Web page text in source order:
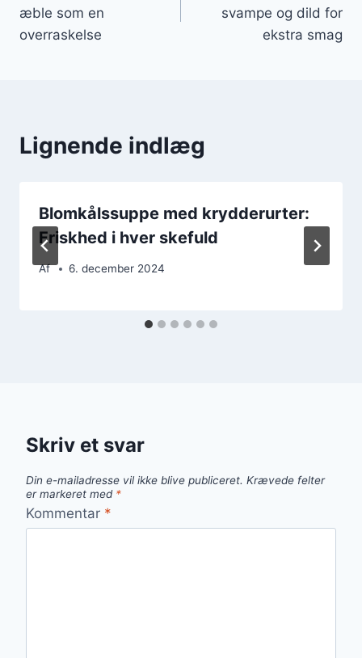
æble som en
overraskelse
svampe og dild for
ekstra smag
Lignende indlæg
Blomkålssuppe med krydderurter:
Friskhed i hver skefuld
Af 6. december 2024
Skriv et svar
Din e-mailadresse vil ikke blive publiceret. Krævede felter
er markeret med *
Kommentar *